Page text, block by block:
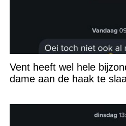
Vent heeft wel hele
dame aan de haak te